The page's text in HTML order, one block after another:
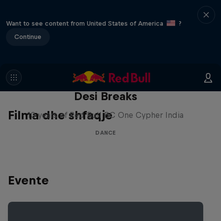
Want to see content from United States of America
?
Continue
Filma dhe shfaqje
Desi Breaks
10 years of Red Bull BC One Cypher India
DANCE
Evente